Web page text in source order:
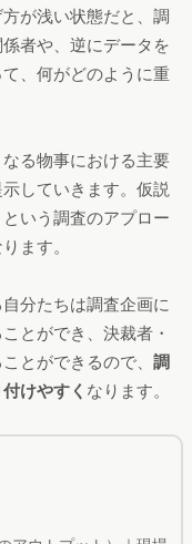
が浅い状態だと、調
者や、逆にデータを
、何がどのように重
る物事における主要
していきます。仮説
という調査のアプロー
ます。
分たちは調査企画に
とができ、決裁者・
とができるので、 調
けやすく なります。